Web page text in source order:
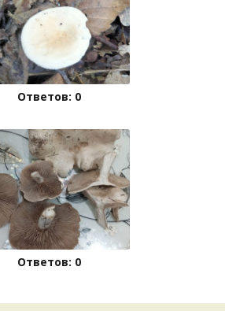
Ответов: 0
Ответов: 0